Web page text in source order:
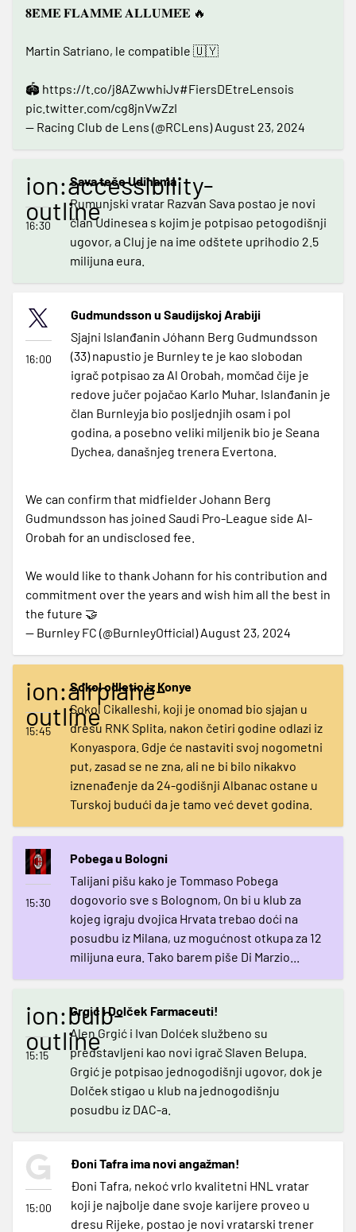
𝟖𝐄̀𝐌𝐄 𝐅𝐋𝐀𝐌𝐌𝐄 𝐀𝐋𝐋𝐔𝐌𝐄́𝐄 🔥
Martin Satriano, le compatible 🇺🇾
🏟️ https://t.co/j8AZwwhiJv#FiersDEtreLensois
pic.twitter.com/cg8jnVwZzI
— Racing Club de Lens (@RCLens)August 23, 2024
ion:accessibility-
outline
16:30
Sava teče Udinama
Rumunjski vratar Razvan Sava postao je novi
član Udinesea s kojim je potpisao petogodišnji
ugovor, a Cluj je na ime odštete uprihodio 2.5
milijuna eura.
16:00
Gudmundsson u Saudijskoj Arabiji
Sjajni Islanđanin Jóhann Berg Gudmundsson
(33) napustio je Burnley te je kao slobodan
igrač potpisao za Al Orobah, momčad čije je
redove jučer pojačao Karlo Muhar. Islanđanin je
član Burnleyja bio posljednjih osam i pol
godina, a posebno veliki miljenik bio je Seana
Dychea, današnjeg trenera Evertona.
We can confirm that midfielder Johann Berg
Gudmundsson has joined Saudi Pro-League side Al-
Orobah for an undisclosed fee.
We would like to thank Johann for his contribution and
commitment over the years and wish him all the best in
the future 🤝
— Burnley FC (@BurnleyOfficial)August 23, 2024
ion:airplane-
outline
15:45
Sokol odletio iz Konye
Sokol Cikalleshi, koji je onomad bio sjajan u
dresu RNK Splita, nakon četiri godine odlazi iz
Konyaspora. Gdje će nastaviti svoj nogometni
put, zasad se ne zna, ali ne bi bilo nikakvo
iznenađenje da 24-godišnji Albanac ostane u
Turskoj budući da je tamo već devet godina.
15:30
Pobega u Bologni
Talijani pišu kako je Tommaso Pobega
dogovorio sve s Bolognom, On bi u klub za
kojeg igraju dvojica Hrvata trebao doći na
posudbu iz Milana, uz mogućnost otkupa za 12
milijuna eura. Tako barem piše Di Marzio...
ion:bulb-
outline
15:15
Grgić i Dolček Farmaceuti!
Alen Grgić i Ivan Dolćek službeno su
predstavljeni kao novi igrač Slaven Belupa.
Grgić je potpisao jednogodišnji ugovor, dok je
Dolček stigao u klub na jednogodišnju
posudbu iz DAC-a.
15:00
Đoni Tafra ima novi angažman!
Đoni Tafra, nekoć vrlo kvalitetni HNL vratar
koji je najbolje dane svoje karijere proveo u
dresu Rijeke, postao je novi vratarski trener